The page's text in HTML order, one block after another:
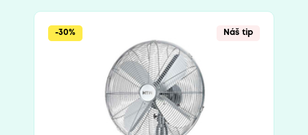
-30% Náš tip